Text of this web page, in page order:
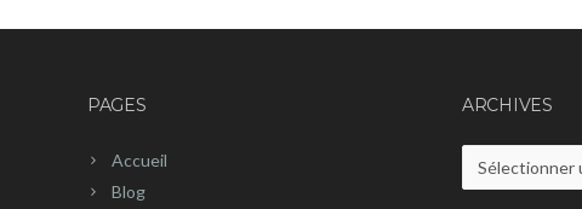
PAGES
Accueil
Blog
ARCHIVES
Archives